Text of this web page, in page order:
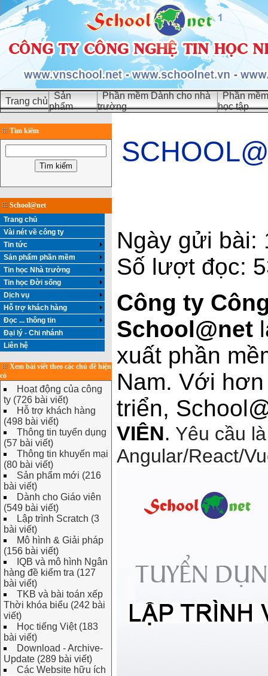
Trang chủ
Sản
phẩm
Phần mềm Dành cho nhà
trường
Phần
học tập
Tìm kiếm
School@net
Trang chủ
Vài nét về công ty
Tin tức
Sản phẩm phần mềm
Tin học Nhà trường
Tin học Đời sống
Dịch vụ
Hỗ trợ khách hàng
Đọc ... thông tin
Đại lý - Chi nhánh
Liên hệ
Xem bài viết theo các chủ đề hiện
có
Hoạt động của công
ty (726 bài viết)
Hỗ trợ khách hàng
(498 bài viết)
Thông tin tuyển dụng
(57 bài viết)
Thông tin khuyến mại
(80 bài viết)
Sản phẩm mới (216
bài viết)
Dành cho Giáo viên
(549 bài viết)
Lập trình Scratch (3
bài viết)
Mô hình & Giải pháp
(156 bài viết)
IQB và mô hình Ngân
hàng đề kiểm tra (127
bài viết)
TKB và bài toán xếp
Thời khóa biểu (242 bài
viết)
Học tiếng Việt (183
bài viết)
Download - Archive-
Update (289 bài viết)
Các Website hữu ích
Ngày gửi bài:
Số lượt đọc:
Công ty
School@net
xuất phần
Nam. Với
triển,
VIÊN. Yêu cầu
Angular/React/